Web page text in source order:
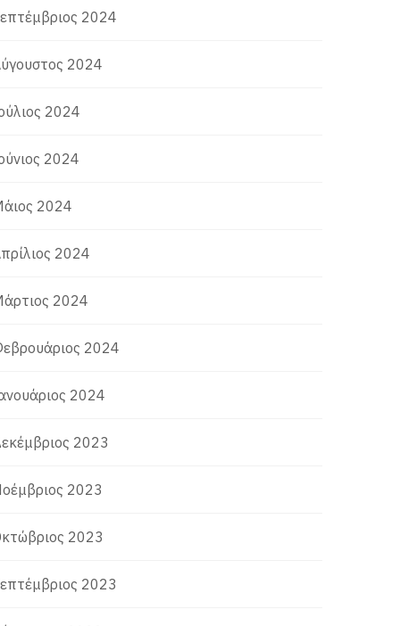
2024
2024
2024
2024
2024
2024
2024
2024
2024
2023
2023
2023
2023